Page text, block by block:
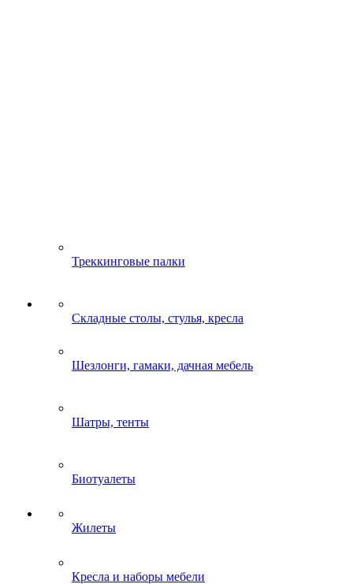
Треккинговые палки
Складные столы, стулья, кресла
Шезлонги, гамаки, дачная мебель
Шатры, тенты
Биотуалеты
Жилеты
Кресла и наборы мебели